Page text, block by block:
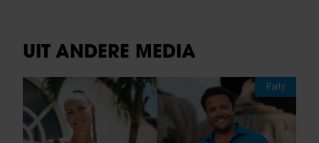
UIT ANDERE MEDIA
Party